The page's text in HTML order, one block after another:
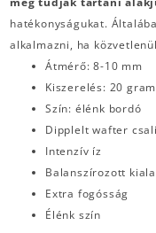
hatékonyságukat.
alkalmazni, ha
Átmérő: 8-10 mm
Kiszerelés: 20
Szín: élénk bordó
Dipplelt wafter csali
Intenzív íz
Balanszírozott
Extra fogósság
Élénk szín